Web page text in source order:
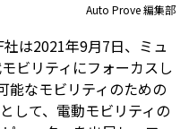
Auto Prove 編集部
は2021年9月7日、ミュ
ビリティにフォーカスし
能なモビリティのための
して、電動モビリティの